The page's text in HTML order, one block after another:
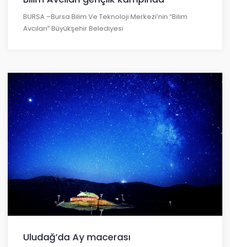
BURSA –Bursa Bilim Ve Teknoloji Merkezi’nin “Bilim
Avcıları” Büyükşehir Belediyesi
Uludağ’da Ay macerası